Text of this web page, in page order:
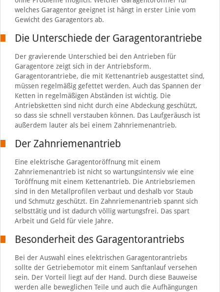
welches Garagentor geeignet ist hängt in erster Linie vom
Gewicht des Garagentors ab.
Die Unterschiede der Garagentorantriebe
Der gravierende Unterschied bei den Antrieben für
Garagentore zeigt sich in der Antriebsform.
Garagentorantriebe, die mit Kettenantrieb ausgestattet sind,
müssen regelmäßig gefettet werden. Auch das Spannen der
Ketten in regelmäßigen Abständen ist wichtig. Die
Antriebsketten sind nicht durch eine Abdeckung geschützt,
so dass sie schnell verstauben können. Das Laufgeräusch ist
außerdem lauter als bei einem Zahnriemenantrieb.
Der Zahnriemenantrieb
Eine elektrische Garagentoröffnung mit einem
Zahnriemenantrieb ist nicht so wartungsintensiv wie eine
Toröffnung mit einem Kettenantrieb. Die Antriebsriemen
sind in den Metallprofilen verbaut und deshalb vor Staub
und Schmutz geschützt. Ein Zahnriemenantrieb spannt sich
selbsttätig und ist dadurch völlig wartungsfrei. Das spart
Arbeit und Geld für viele Jahre.
Besonderheit des Garagentorantriebs
Bei der Auswahl eines elektrischen Garagentorantriebs
sollte der Getriebemotor mit einem Sanftanlauf versehen
sein. Der Vorteil liegt auf der Hand. Durch diese Bauweise
werden alle beweglichen Teile und auch die Aufhängungen